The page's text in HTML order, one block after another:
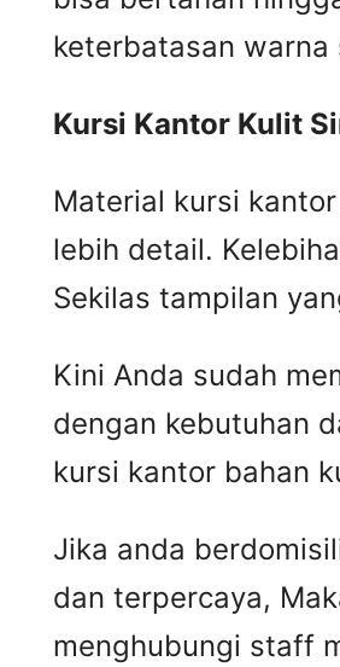
keterbatasan
Kursi Kantor Kulit S
Material kursi
lebih detail.
Sekilas tampilan
Kini Anda sudah
dengan kebutuhan
kursi kantor bahan
Jika anda
dan terpercaya,
menghubungi staff